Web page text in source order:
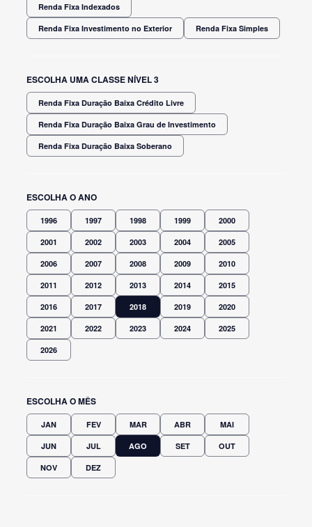
Renda Fixa Indexados
Renda Fixa Investimento no Exterior Renda Fixa Simples
ESCOLHA UMA CLASSE NÍVEL 3
Renda Fixa Duração Baixa Crédito Livre
Renda Fixa Duração Baixa Grau de Investimento
Renda Fixa Duração Baixa Soberano
ESCOLHA O ANO
1996 1997 1998 1999 2000
2001 2002 2003 2004 2005
2006 2007 2008 2009 2010
2011 2012 2013 2014 2015
2016 2017 2018 2019 2020
2021 2022 2023 2024 2025
2026
ESCOLHA O MÊS
JAN FEV MAR ABR MAI
JUN JUL AGO SET OUT
NOV DEZ